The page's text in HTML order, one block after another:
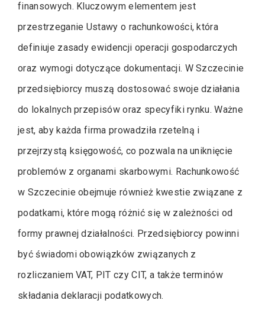
finansowych. Kluczowym elementem jest
przestrzeganie Ustawy o rachunkowości, która
definiuje zasady ewidencji operacji gospodarczych
oraz wymogi dotyczące dokumentacji. W Szczecinie
przedsiębiorcy muszą dostosować swoje działania
do lokalnych przepisów oraz specyfiki rynku. Ważne
jest, aby każda firma prowadziła rzetelną i
przejrzystą księgowość, co pozwala na uniknięcie
problemów z organami skarbowymi. Rachunkowość
w Szczecinie obejmuje również kwestie związane z
podatkami, które mogą różnić się w zależności od
formy prawnej działalności. Przedsiębiorcy powinni
być świadomi obowiązków związanych z
rozliczaniem VAT, PIT czy CIT, a także terminów
składania deklaracji podatkowych.